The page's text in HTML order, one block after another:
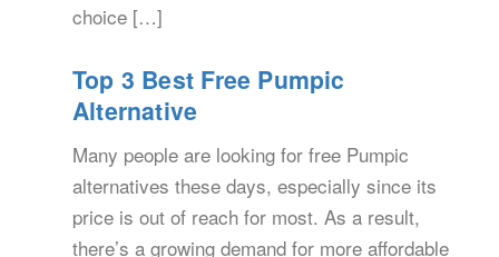
choice […]
Top 3 Best Free Pumpic
Alternative
Many people are looking for free Pumpic
alternatives these days, especially since its
price is out of reach for most. As a result,
there’s a growing demand for more affordable